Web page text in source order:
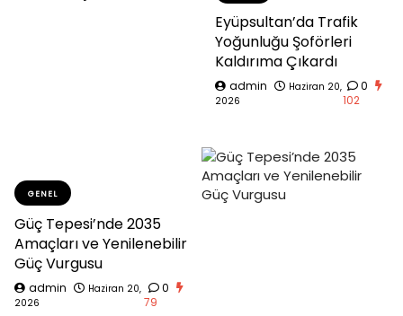
Eyüpsultan’da Trafik
Yoğunluğu Şoförleri
Kaldırıma Çıkardı
admin
Haziran 20,
2026
0
102
GENEL
Güç Tepesi’nde 2035
Amaçları ve Yenilenebilir
Güç Vurgusu
admin
Haziran 20,
2026
0
79